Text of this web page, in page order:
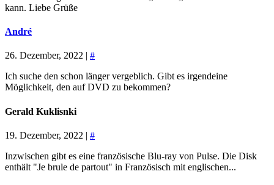
kann. Liebe Grüße
André
26. Dezember, 2022 | #
Ich suche den schon länger vergeblich. Gibt es irgendeine
Möglichkeit, den auf DVD zu bekommen?
Gerald Kuklisnki
19. Dezember, 2022 | #
Inzwischen gibt es eine französische Blu-ray von Pulse. Die Disk
enthält "Je brule de partout" in Französisch mit englischen...